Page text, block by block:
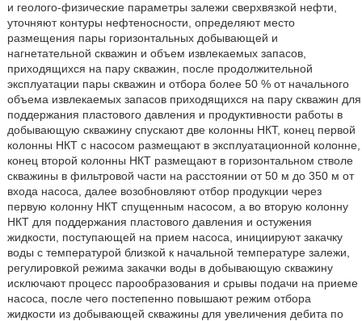
и геолого-физические параметры залежи сверхвязкой нефти,
уточняют контуры нефтеносности, определяют место
размещения пары горизонтальных добывающей и
нагнетательной скважин и объем извлекаемых запасов,
приходящихся на пару скважин, после продолжительной
эксплуатации пары скважин и отбора более 50 % от начального
объема извлекаемых запасов приходящихся на пару скважин для
поддержания пластового давления и продуктивности работы в
добывающую скважину спускают две колонны НКТ, конец первой
колонны НКТ с насосом размещают в эксплуатационной колонне,
конец второй колонны НКТ размещают в горизонтальном стволе
скважины в фильтровой части на расстоянии от 50 м до 350 м от
входа насоса, далее возобновляют отбор продукции через
первую колонну НКТ спущенным насосом, а во вторую колонну
НКТ для поддержания пластового давления и остужения
жидкости, поступающей на прием насоса, инициируют закачку
воды с температурой близкой к начальной температуре залежи,
регулировкой режима закачки воды в добывающую скважину
исключают процесс парообразования и срывы подачи на приеме
насоса, после чего постепенно повышают режим отбора
жидкости из добывающей скважины для увеличения дебита по